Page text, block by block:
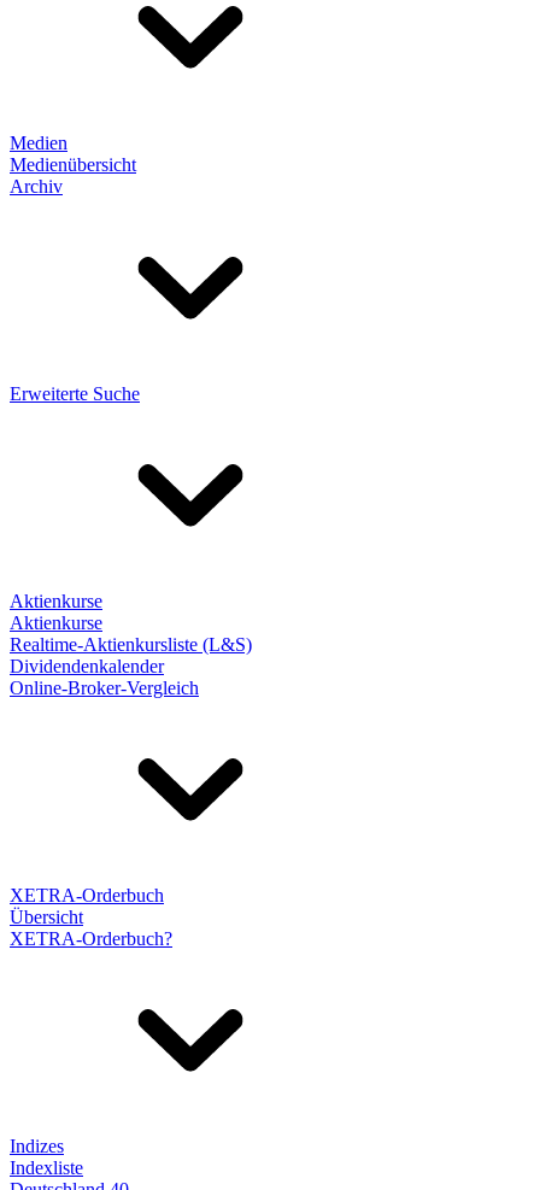
Medien
Medienübersicht
Archiv
Erweiterte Suche
Aktienkurse
Aktienkurse
Realtime-Aktienkursliste (L&S)
Dividendenkalender
Online-Broker-Vergleich
XETRA-Orderbuch
Übersicht
XETRA-Orderbuch?
Indizes
Indexliste